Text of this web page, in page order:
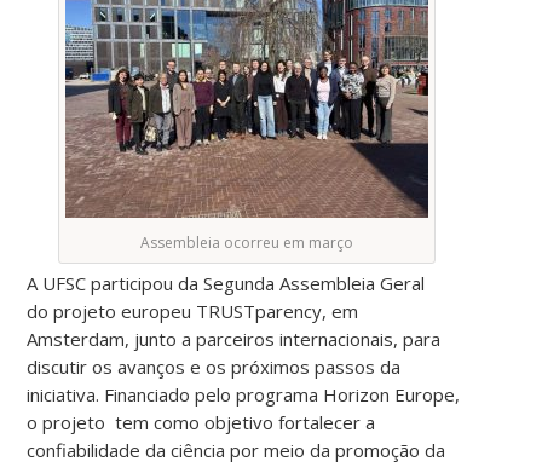
Assembleia ocorreu em março
A UFSC participou da Segunda Assembleia Geral
do projeto europeu TRUSTparency, em
Amsterdam, junto a parceiros internacionais, para
discutir os avanços e os próximos passos da
iniciativa. Financiado pelo programa Horizon Europe,
o projeto tem como objetivo fortalecer a
confiabilidade da ciência por meio da promoção da